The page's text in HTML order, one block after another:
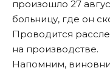
произошло 27
больницу, где он
Проводится
на производстве.
Напомним,